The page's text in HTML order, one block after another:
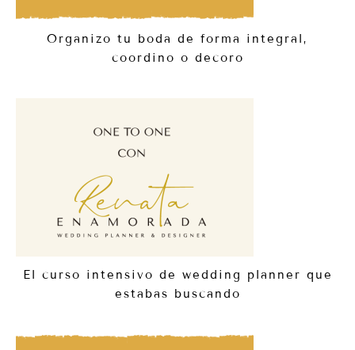
Organizo tu boda de forma integral,
coordino o decoro
El curso intensivo de wedding planner que
estabas buscando